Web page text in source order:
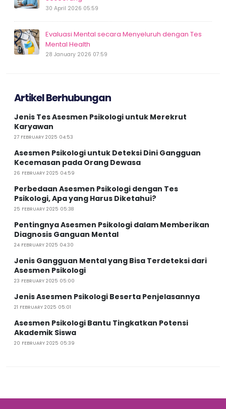
30 April 2026 05:59
Evaluasi Mental secara Menyeluruh dengan Tes
Mental Health
28 January 2026 07:59
Artikel Berhubungan
Jenis Tes Asesmen Psikologi untuk Merekrut
Karyawan
27 FEBRUARY 2025 04:53
Asesmen Psikologi untuk Deteksi Dini Gangguan
Kecemasan pada Orang Dewasa
26 FEBRUARY 2025 04:59
Perbedaan Asesmen Psikologi dengan Tes
Psikologi, Apa yang Harus Diketahui?
25 FEBRUARY 2025 05:38
Pentingnya Asesmen Psikologi dalam Memberikan
Diagnosis Ganguan Mental
24 FEBRUARY 2025 04:30
Jenis Gangguan Mental yang Bisa Terdeteksi dari
Asesmen Psikologi
23 FEBRUARY 2025 05:00
Jenis Asesmen Psikologi Beserta Penjelasannya
21 FEBRUARY 2025 05:01
Asesmen Psikologi Bantu Tingkatkan Potensi
Akademik Siswa
20 FEBRUARY 2025 05:39